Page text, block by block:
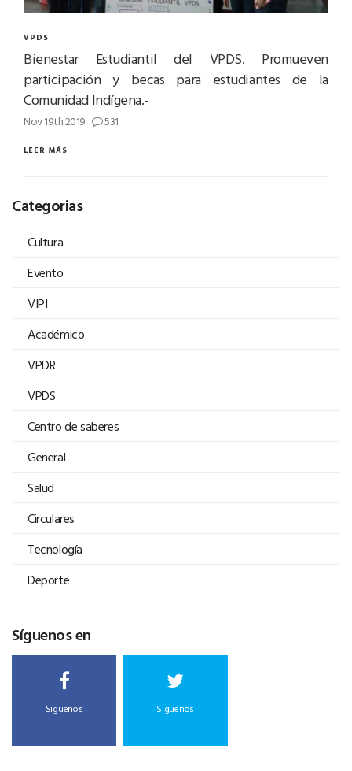
VPDS
Bienestar Estudiantil del VPDS. Promueven
participación y becas para estudiantes de la
Comunidad Indígena.-
Nov 19th 2019 531
LEER MÁS
Categorias
Cultura
Evento
VIPI
Académico
VPDR
VPDS
Centro de saberes
General
Salud
Circulares
Tecnología
Deporte
Síguenos en
Siguenos Siguenos